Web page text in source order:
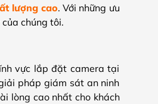
lượng cao. Với những ưu
chúng tôi.
vực lắp đặt camera tại
pháp giám sát an ninh
lòng cao nhất cho khách